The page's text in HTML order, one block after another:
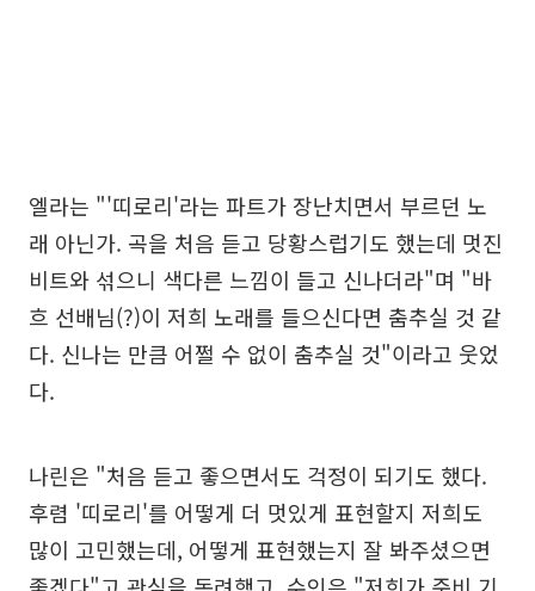
엘라는 "'띠로리'라는 파트가 장난치면서 부르던 노
래 아닌가. 곡을 처음 듣고 당황스럽기도 했는데 멋진
비트와 섞으니 색다른 느낌이 들고 신나더라"며 "바
흐 선배님(?)이 저희 노래를 들으신다면 춤추실 것 같
다. 신나는 만큼 어쩔 수 없이 춤추실 것"이라고 웃었
다.
나린은 "처음 듣고 좋으면서도 걱정이 되기도 했다.
후렴 '띠로리'를 어떻게 더 멋있게 표현할지 저희도
많이 고민했는데, 어떻게 표현했는지 잘 봐주셨으면